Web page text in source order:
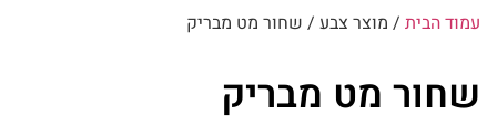
עמוד הבית / מוצר צבע / שחור מט מבריק
שחור מט מבריק